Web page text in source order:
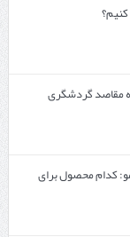
مقاصد گردشگری
کدام محصول برای